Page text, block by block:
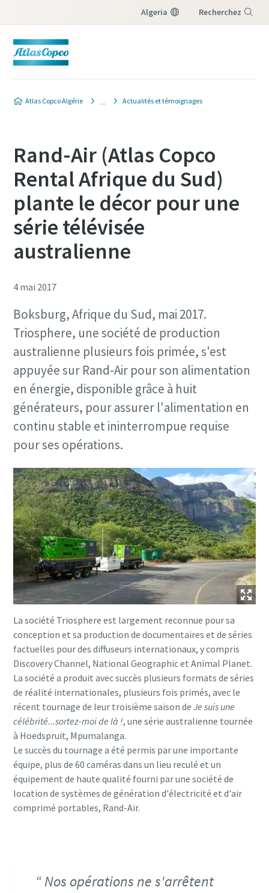
Algeria Recherchez
Atlas Copco Algérie Actualités et témoignages
Rand-Air (Atlas Copco
Rental Afrique du Sud)
plante le décor pour une
série télévisée
australienne
4 mai 2017
Boksburg, Afrique du Sud, mai 2017.
Triosphere, une société de production
australienne plusieurs fois primée, s'est
appuyée sur Rand-Air pour son alimentation
en énergie, disponible grâce à huit
générateurs, pour assurer l'alimentation en
continu stable et ininterrompue requise
pour ses opérations.
La société Triosphere est largement reconnue pour sa
conception et sa production de documentaires et de séries
factuelles pour des diffuseurs internationaux, y compris
Discovery Channel, National Geographic et Animal Planet.
La société a produit avec succès plusieurs formats de séries
de réalité internationales, plusieurs fois primés, avec le
récent tournage de leur troisième saison de Je suis une
célébrité...sortez-moi de là !, une série australienne tournée
à Hoedspruit, Mpumalanga.
Le succès du tournage a été permis par une importante
équipe, plus de 60 caméras dans un lieu reculé et un
équipement de haute qualité fourni par une société de
location de systèmes de génération d'électricité et d'air
comprimé portables, Rand-Air.
Nos opérations ne s'arrêtent